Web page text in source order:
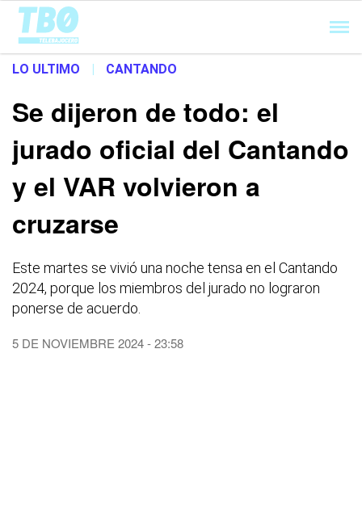
Cargando...
LO ULTIMO | CANTANDO
Se dijeron de todo: el
jurado oficial del Cantando
y el VAR volvieron a
cruzarse
Este martes se vivió una noche tensa en el Cantando
2024, porque los miembros del jurado no lograron
ponerse de acuerdo.
5 DE NOVIEMBRE 2024 - 23:58